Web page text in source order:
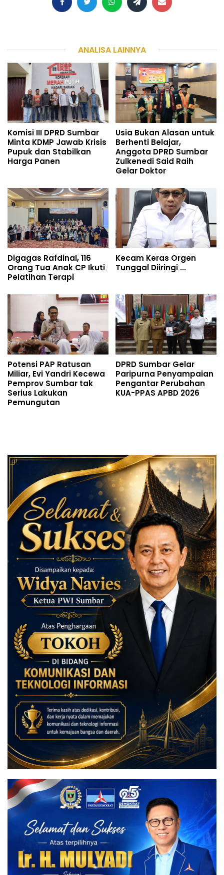
ANALISA LAINNYA
Komisi III DPRD Sumbar
Minta KDMP Jawab Krisis
Pupuk dan Stabilkan
Harga Panen
Usia Bukan Alasan untuk
Berhenti Belajar,
Anggota DPRD Sumbar
Zulkenedi Said Raih
Gelar Doktor
Digagas Rafdinal, 116
Orang Tua Anak CP Ikuti
Pelatihan Terapi
Kecam Keras Orgen
Tunggal Diiringi ...
Potensi PAP Ratusan
Miliar, Evi Yandri Kecewa
Pemprov Sumbar tak
Serius Lakukan
Pemungutan
DPRD Sumbar Gelar
Paripurna Penyampaian
Pengantar Perubahan
KUA-PPAS APBD 2026